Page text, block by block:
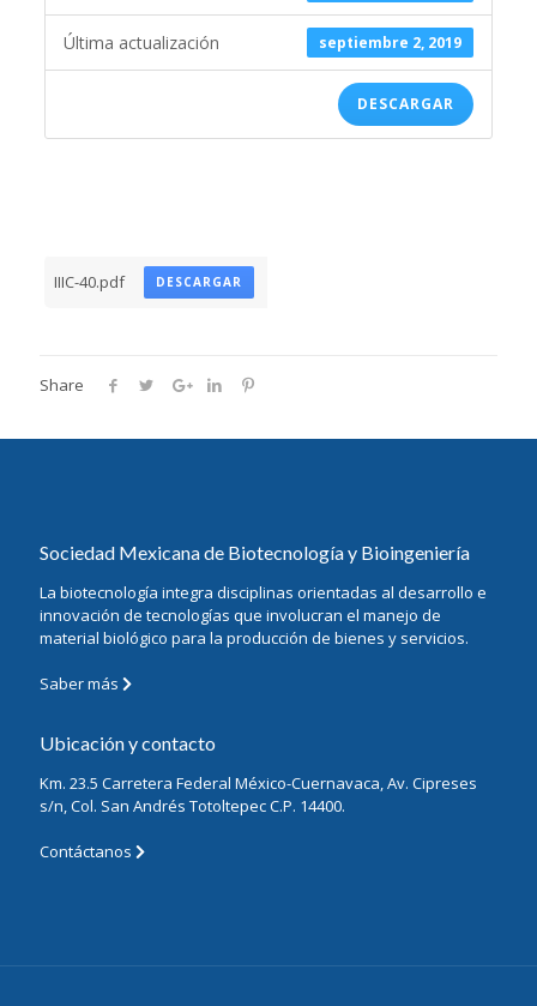
septiembre 2, 2019
Última actualización
DESCARGAR
IIIC-40.pdf DESCARGAR
Share
Sociedad Mexicana de Biotecnología y Bioingeniería
La biotecnología integra disciplinas orientadas al desarrollo e
innovación de tecnologías que involucran el manejo de
material biológico para la producción de bienes y servicios.
Saber más
Ubicación y contacto
Km. 23.5 Carretera Federal México-Cuernavaca, Av. Cipreses
s/n, Col. San Andrés Totoltepec C.P. 14400.
Contáctanos